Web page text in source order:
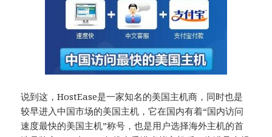
说到这，HostEase是一家知名的美国主机商，同时也是
较早进入中国市场的美国主机，它在国内有着“国内访问
速度最快的美国主机”称号，也是用户选择海外主机的首